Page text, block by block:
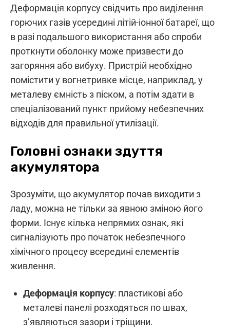
Деформація корпусу свідчить про виділення
горючих газів усередині літій-іонної батареї, що
в разі подальшого використання або спроби
проткнути оболонку може призвести до
загоряння або вибуху. Пристрій необхідно
помістити у вогнетривке місце, наприклад, у
металеву ємність з піском, а потім здати в
спеціалізований пункт прийому небезпечних
відходів для правильної утилізації.
Головні ознаки здуття
акумулятора
Зрозуміти, що акумулятор почав виходити з
ладу, можна не тільки за явною зміною його
форми. Існує кілька непрямих ознак, які
сигналізують про початок небезпечного
хімічного процесу всередині елементів
живлення.
Деформація корпусу: пластикові або
металеві панелі розходяться по швах,
з’являються зазори і тріщини.